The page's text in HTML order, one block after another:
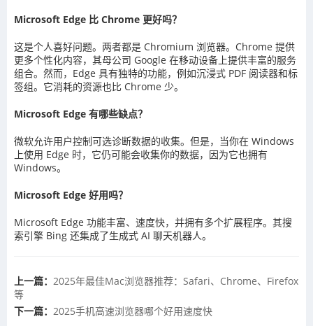
Microsoft Edge 比 Chrome 更好吗？
这是个人喜好问题。两者都是 Chromium 浏览器。Chrome 提供
更多个性化内容，其母公司 Google 在移动设备上提供丰富的服务
组合。然而，Edge 具有独特的功能，例如沉浸式 PDF 阅读器和标
签组。它消耗的资源也比 Chrome 少。
Microsoft Edge 有哪些缺点？
微软允许用户控制可选诊断数据的收集。但是，当你在 Windows
上使用 Edge 时，它仍可能会收集你的数据，因为它也拥有
Windows。
Microsoft Edge 好用吗？
Microsoft Edge 功能丰富、速度快，并拥有多个扩展程序。其搜
索引擎 Bing 还集成了生成式 AI 聊天机器人。
上一篇： 2025年最佳Mac浏览器推荐：Safari、Chrome、Firefox
等
下一篇： 2025手机高速浏览器哪个好用速度快